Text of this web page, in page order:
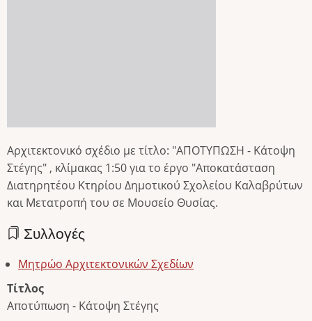
Αρχιτεκτονικό σχέδιο με τίτλο: "ΑΠΟΤΥΠΩΣΗ - Κάτοψη
Στέγης" , κλίμακας 1:50 για το έργο "Αποκατάσταση
Διατηρητέου Κτηρίου Δημοτικού Σχολείου Καλαβρύτων
και Μετατροπή του σε Μουσείο Θυσίας.
Συλλογές
Μητρώο Αρχιτεκτονικών Σχεδίων
Τίτλος
Αποτύπωση - Κάτοψη Στέγης